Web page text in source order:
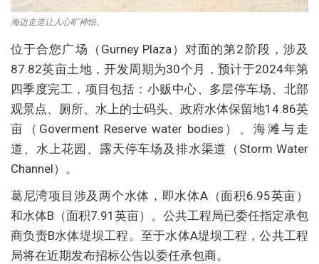
海边走道让人心旷神怡。
位于合您广场（Gurney Plaza）对面的第2阶段，涉及
87.82英亩土地，开发周期为30个月，预计于2024年第
四季度完工，项目包括：小贩中心、多层停车场、北部
观景点、厕所、水上的士码头、政府水体保留地14.86英
亩（Goverment Reserve water bodies）、海滩与走
道、水上花园、露天停车场及排水渠道（Storm Water
Channel）。
葛尼湾项目涉及两个水体，即水体A（面积6.95英亩）
和水体B（面积7.91英亩）。公共工程局已委任指定承包
商负责B水体堤坝工程。至于水体A堤坝工程，公共工程
局将在近期发布招标公告以委任承包商。